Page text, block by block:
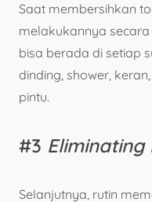
Saat membersihkan
melakukannya
bisa berada di setiap
dinding, shower,
pintu.
#3
Selanjutnya, rutin